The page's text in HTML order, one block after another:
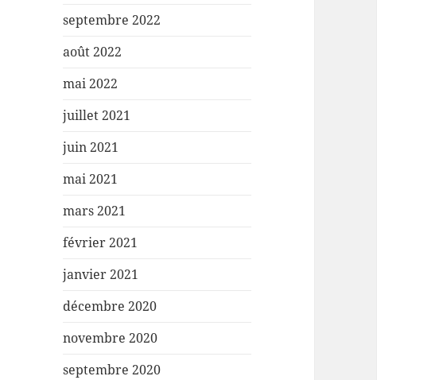
septembre 2022
août 2022
mai 2022
juillet 2021
juin 2021
mai 2021
mars 2021
février 2021
janvier 2021
décembre 2020
novembre 2020
septembre 2020